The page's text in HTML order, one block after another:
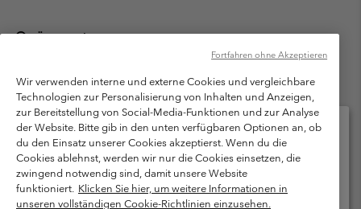
Österreich
Columbia Sportswear Austria GmbH. Moosfeldstraße 1, 5101
Bergheim, Salzburg Österreich. Alle Rechte vorbehalten.
Nutzungsbedingungen
Allgemeine Verkaufsbedingungen
Garantie
Datenschutzerklärung
Bestimmungen und Bedingungen des Mitglieder Programms
Nutzungsbedingungen Für Nutzergenerierte Inhalte
Cookies
Wir verwenden interne und externe Cookies und vergleichbare
Technologien zur Personalisierung von Inhalten und Anzeigen,
zur Bereitstellung von Social-Media-Funktionen und zur Analyse
der Website. Bitte gib in den unten verfügbaren Optionen an, ob
du den Einsatz unserer Cookies akzeptierst. Wenn du die
Cookies ablehnst, werden wir nur die Cookies einsetzen, die
zwingend notwendig sind, damit unsere Website
funktioniert. Klicken Sie hier, um weitere Informationen in
unseren vollständigen Cookie-Richtlinien einzusehen.
Fortfahren ohne Akzeptieren
Bitte wählen Sie Ihr Lieferland und Ihre Sprache
Online-Einkauf verfügbar